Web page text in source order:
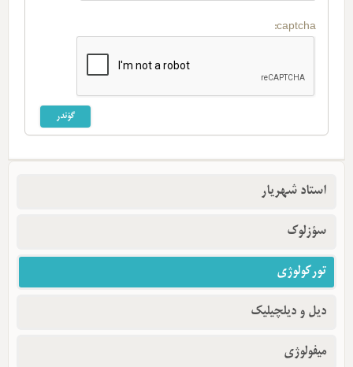
captcha:
استاد شهریار
سؤزلوک
تورکولوژی
دیل و دیلچیلیک
میفولوژی